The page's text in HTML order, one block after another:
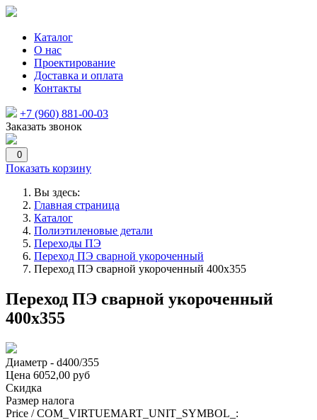
Каталог
О нас
Проектирование
Доставка и оплата
Контакты
+7 (960) 881-00-03
Заказать звонок
0
Показать корзину
Вы здесь:
Главная страница
Каталог
Полиэтиленовые детали
Переходы ПЭ
Переход ПЭ сварной укороченный
Переход ПЭ сварной укороченный 400х355
Переход ПЭ сварной укороченный
400х355
Диаметр - d400/355
Цена 6052,00 руб
Скидка
Размер налога
Price / COM_VIRTUEMART_UNIT_SYMBOL_: